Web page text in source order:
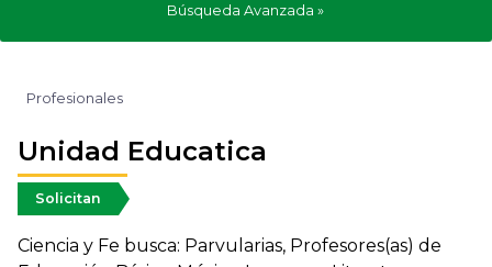
Búsqueda Avanzada
Profesionales
Unidad Educatica
Solicitan
Ciencia y Fe busca: Parvularias, Profesores(as) de